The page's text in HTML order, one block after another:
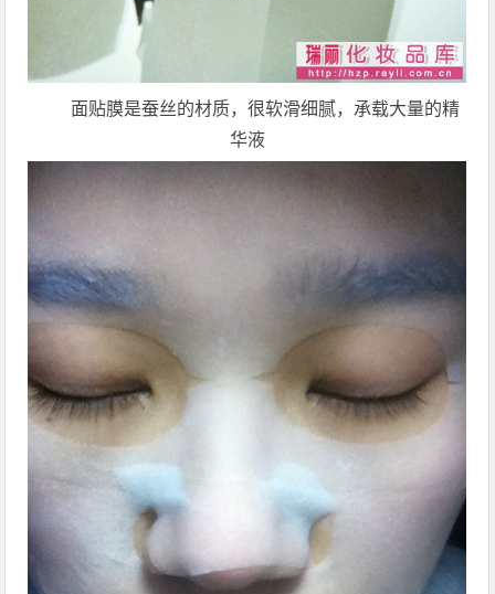
面贴膜是蚕丝的材质，很软滑细腻，承载大量的精
华液